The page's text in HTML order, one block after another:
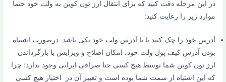
در این مرحله دقت کنید که برای انتقال ارز تون کوین به ولت خود حتما
موارد زیر را رعایت کنید:
آدرس خود را چک کنید تا با آدرس ولت خود یکی باشد. درصورت اشتباه
بودن آدرس کیف پول ولت خود، امکان اصلاح و ویرایش یا بازگرداندن
ارز تون کوین شما توسط هیچ کسی حتا صرافی ایرانی وجود ندارد؛ چرا
که این اشتباه از سمت شما بوده است و تغییر آن در اختیار هیچ کسی